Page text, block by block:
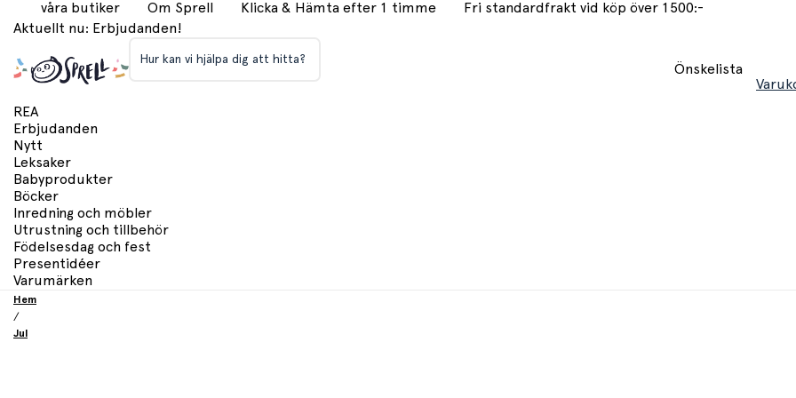
våra butiker Om Sprell Klicka & Hämta efter 1 timme
Fri standardfrakt vid köp över 1500:-
Aktuellt nu: Erbjudanden!
Hur kan vi hjälpa dig att hitta?
Önskelista
REA
Erbjudanden
Nytt
Leksaker
Babyprodukter
Böcker
Inredning och möbler
Utrustning och tillbehör
Födelsesdag och fest
Presentidéer
Varumärken
Hem
/
Jul